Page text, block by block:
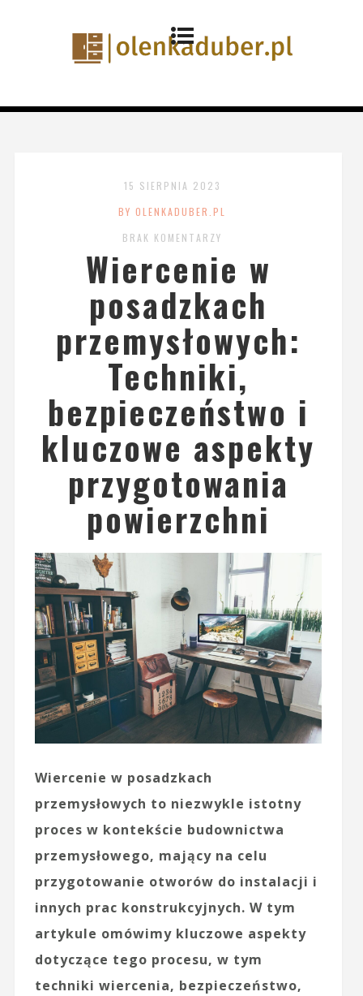
15 SIERPNIA 2023
BY OLENKADUBER.PL
BRAK KOMENTARZY
Wiercenie w
posadzkach
przemysłowych:
Techniki,
bezpieczeństwo i
kluczowe aspekty
przygotowania
powierzchni
Wiercenie w posadzkach
przemysłowych to niezwykle istotny
proces w kontekście budownictwa
przemysłowego, mający na celu
przygotowanie otworów do instalacji i
innych prac konstrukcyjnych. W tym
artykule omówimy kluczowe aspekty
dotyczące tego procesu, w tym
techniki wiercenia, bezpieczeństwo,